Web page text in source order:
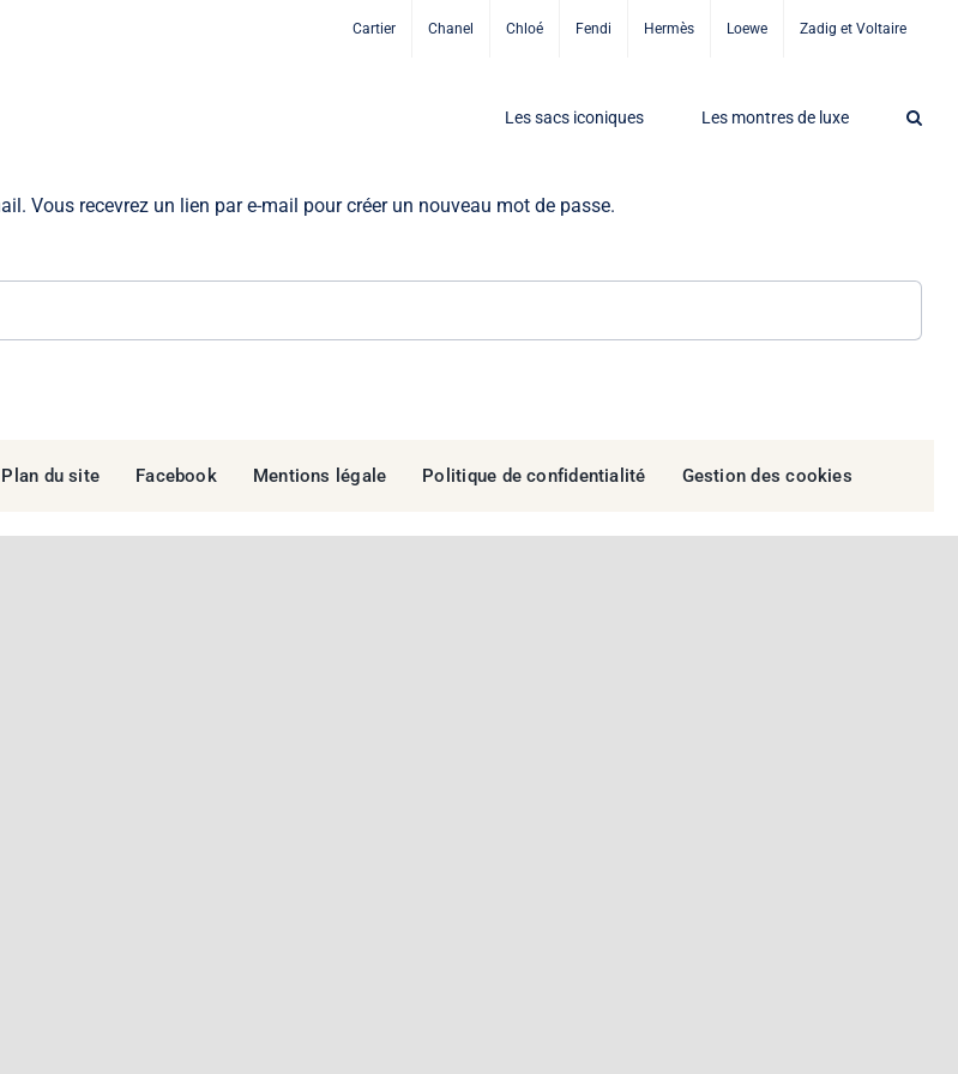
Cartier Chanel Chloé Fendi Hermès Loewe Zadig et Voltaire
Les sacs iconiques Les montres de luxe
Vous recevrez un lien par e-mail pour créer un nouveau mot de passe.
Plan du site Facebook Mentions légale Politique de confidentialité Gestion des cookies